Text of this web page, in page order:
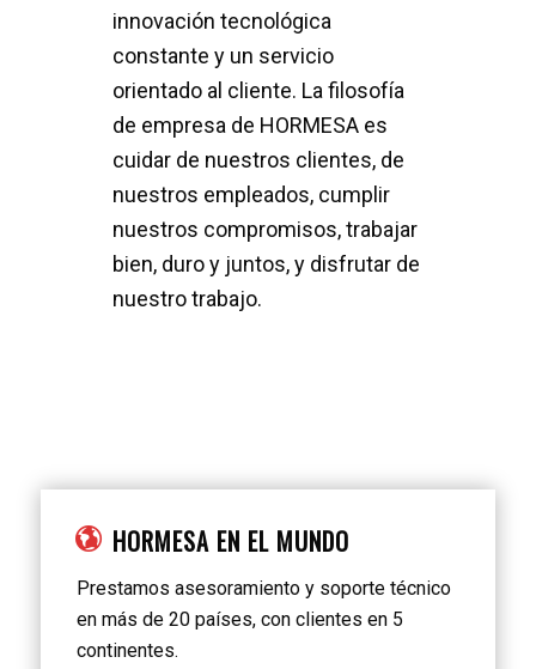
innovación tecnológica
constante y un servicio
orientado al cliente. La filosofía
de empresa de HORMESA es
cuidar de nuestros clientes, de
nuestros empleados, cumplir
nuestros compromisos, trabajar
bien, duro y juntos, y disfrutar de
nuestro trabajo.
HORMESA EN EL MUNDO
Prestamos asesoramiento y soporte técnico
en más de 20 países, con clientes en 5
continentes.